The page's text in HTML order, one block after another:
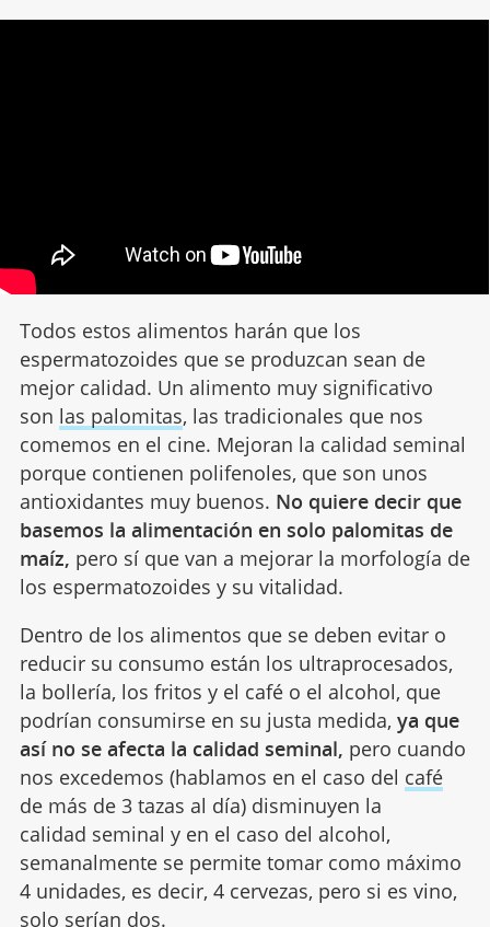
Todos estos alimentos harán que los
espermatozoides que se produzcan sean de
mejor calidad. Un alimento muy significativo
son las palomitas, las tradicionales que nos
comemos en el cine. Mejoran la calidad seminal
porque contienen polifenoles, que son unos
antioxidantes muy buenos. No quiere decir que
basemos la alimentación en solo palomitas de
maíz, pero sí que van a mejorar la morfología de
los espermatozoides y su vitalidad.
Dentro de los alimentos que se deben evitar o
reducir su consumo están los ultraprocesados,
la bollería, los fritos y el café o el alcohol, que
podrían consumirse en su justa medida, ya que
así no se afecta la calidad seminal, pero cuando
nos excedemos (hablamos en el caso del café
de más de 3 tazas al día) disminuyen la
calidad seminal y en el caso del alcohol,
semanalmente se permite tomar como máximo
4 unidades, es decir, 4 cervezas, pero si es vino,
solo serían dos.